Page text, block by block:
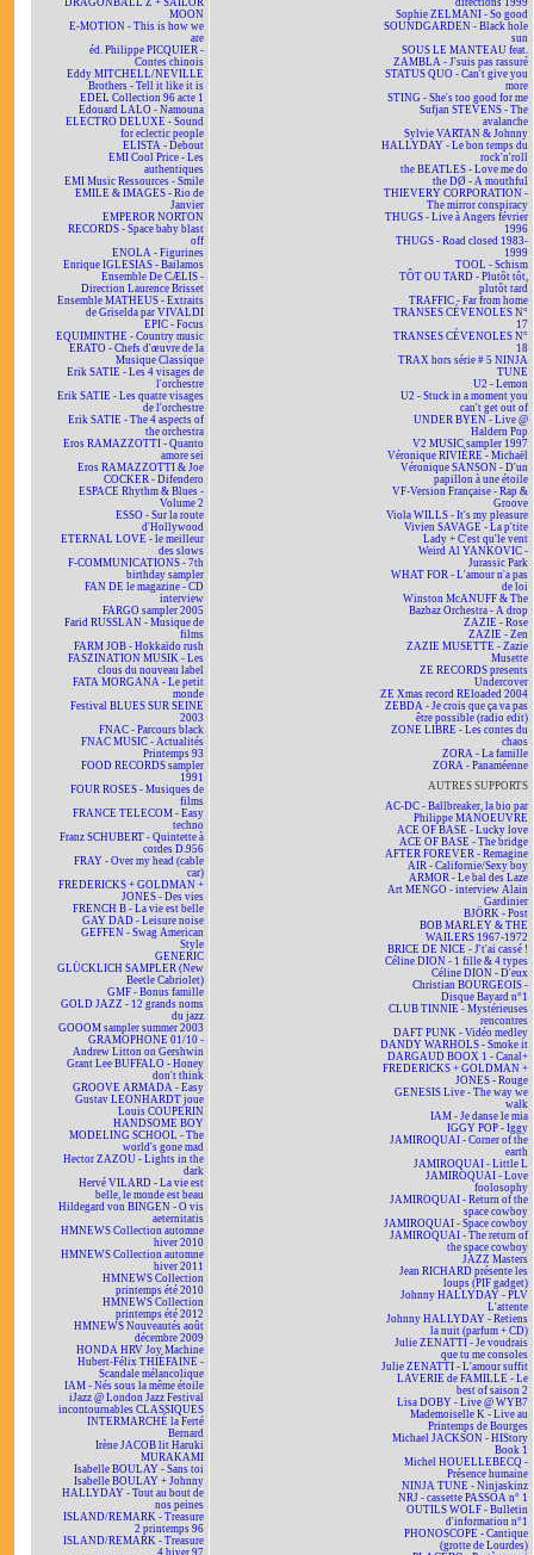
DRAGONBALL Z + SAILOR
MOON
E-MOTION - This is how we
are
éd. Philippe PICQUIER -
Contes chinois
Eddy MITCHELL/NEVILLE
Brothers - Tell it like it is
EDEL Collection 96 acte 1
Edouard LALO - Namouna
ELECTRO DELUXE - Sound
for eclectic people
ELISTA - Debout
EMI Cool Price - Les
authentiques
EMI Music Ressources - Smile
EMILE & IMAGES - Rio de
Janvier
EMPEROR NORTON
RECORDS - Space baby blast
off
ENOLA - Figurines
Enrique IGLESIAS - Bailamos
Ensemble De CÆLIS -
Direction Laurence Brisset
Ensemble MATHEUS - Extraits
de Griselda par VIVALDI
EPIC - Focus
EQUIMINTHE - Country music
ERATO - Chefs d'œuvre de la
Musique Classique
Erik SATIE - Les 4 visages de
l'orchestre
Erik SATIE - Les quatre visages
de l'orchestre
Erik SATIE - The 4 aspects of
the orchestra
Eros RAMAZZOTTI - Quanto
amore sei
Eros RAMAZZOTTI & Joe
COCKER - Difendero
ESPACE Rhythm & Blues -
Volume 2
ESSO - Sur la route
d'Hollywood
ETERNAL LOVE - le meilleur
des slows
F-COMMUNICATIONS - 7th
birthday sampler
FAN DE le magazine - CD
interview
FARGO sampler 2005
Farid RUSSLAN - Musique de
films
FARM JOB - Hokkaïdo rush
FASZINATION MUSIK - Les
clous du nouveau label
FATA MORGANA - Le petit
monde
Festival BLUES SUR SEINE
2003
FNAC - Parcours black
FNAC MUSIC - Actualités
Printemps 93
FOOD RECORDS sampler
1991
FOUR ROSES - Musiques de
films
FRANCE TELECOM - Easy
techno
Franz SCHUBERT - Quintette à
cordes D.956
FRAY - Over my head (cable
car)
FREDERICKS + GOLDMAN +
JONES - Des vies
FRENCH B - La vie est belle
GAY DAD - Leisure noise
GEFFEN - Swag American
Style
GENERIC
GLÜCKLICH SAMPLER (New
Beetle Cabriolet)
GMF - Bonus famille
GOLD JAZZ - 12 grands noms
du jazz
GOOOM sampler summer 2003
GRAMOPHONE 01/10 -
Andrew Litton on Gershwin
Grant Lee BUFFALO - Honey
don't think
GROOVE ARMADA - Easy
Gustav LEONHARDT joue
Louis COUPERIN
HANDSOME BOY
MODELING SCHOOL - The
world's gone mad
Hector ZAZOU - Lights in the
dark
Hervé VILARD - La vie est
belle, le monde est beau
Hildegard von BINGEN - O vis
aeternitatis
HMNEWS Collection automne
hiver 2010
HMNEWS Collection automne
hiver 2011
HMNEWS Collection
printemps été 2010
HMNEWS Collection
printemps été 2012
HMNEWS Nouveautés août
décembre 2009
HONDA HRV Joy Machine
Hubert-Félix THIÉFAINE -
Scandale mélancolique
IAM - Nés sous la même étoile
iJazz @ London Jazz Festival
incontournables CLASSIQUES
INTERMARCHÉ la Ferté
Bernard
Irène JACOB lit Haruki
MURAKAMI
Isabelle BOULAY - Sans toi
Isabelle BOULAY + Johnny
HALLYDAY - Tout au bout de
nos peines
ISLAND/REMARK - Treasure
2 printemps 96
ISLAND/REMARK - Treasure
4 hiver 97
directions 1999
Sophie ZELMANI - So good
SOUNDGARDEN - Black hole
sun
SOUS LE MANTEAU feat.
ZAMBLA - J'suis pas rassuré
STATUS QUO - Can't give you
more
STING - She's too good for me
Sufjan STEVENS - The
avalanche
Sylvie VARTAN & Johnny
HALLYDAY - Le bon temps du
rock'n'roll
the BEATLES - Love me do
the DØ - A mouthful
THIEVERY CORPORATION -
The mirror conspiracy
THUGS - Live à Angers février
1996
THUGS - Road closed 1983-
1999
TOOL - Schism
TÔT OU TARD - Plutôt tôt,
plutôt tard
TRAFFIC - Far from home
TRANSES CÉVENOLES N°
17
TRANSES CÉVENOLES N°
18
TRAX hors série # 5 NINJA
TUNE
U2 - Lemon
U2 - Stuck in a moment you
can't get out of
UNDER BYEN - Live @
Haldern Pop
V2 MUSIC sampler 1997
Véronique RIVIÈRE - Michaël
Véronique SANSON - D'un
papillon à une étoile
VF-Version Française - Rap &
Groove
Viola WILLS - It's my pleasure
Vivien SAVAGE - La p'tite
Lady + C'est qu'le vent
Weird Al YANKOVIC -
Jurassic Park
WHAT FOR - L'amour n'a pas
de loi
Winston McANUFF & The
Bazbaz Orchestra - A drop
ZAZIE - Rose
ZAZIE - Zen
ZAZIE MUSETTE - Zazie
Musette
ZE RECORDS presents
Undercover
ZE Xmas record REloaded 2004
ZEBDA - Je crois que ça va pas
être possible (radio edit)
ZONE LIBRE - Les contes du
chaos
ZORA - La famille
ZORA - Panaméenne
AUTRES SUPPORTS
AC-DC - Ballbreaker, la bio par
Philippe MANOEUVRE
ACE OF BASE - Lucky love
ACE OF BASE - The bridge
AFTER FOREVER - Remagine
AIR - Californie/Sexy boy
ARMOR - Le bal des Laze
Art MENGO - interview Alain
Gardinier
BJÖRK - Post
BOB MARLEY & THE
WAILERS 1967-1972
BRICE DE NICE - J't'ai cassé !
Céline DION - 1 fille & 4 types
Céline DION - D'eux
Christian BOURGEOIS -
Disque Bayard n°1
CLUB TINNIE - Mystérieuses
rencontres
DAFT PUNK - Vidéo medley
DANDY WARHOLS - Smoke it
DARGAUD BOOX 1 - Canal+
FREDERICKS + GOLDMAN +
JONES - Rouge
GENESIS Live - The way we
walk
IAM - Je danse le mia
IGGY POP - Iggy
JAMIROQUAI - Corner of the
earth
JAMIROQUAI - Little L
JAMIROQUAI - Love
foolosophy
JAMIROQUAI - Return of the
space cowboy
JAMIROQUAI - Space cowboy
JAMIROQUAI - The return of
the space cowboy
JAZZ Masters
Jean RICHARD présente les
loups (PIF gadget)
Johnny HALLYDAY - PLV
L'attente
Johnny HALLYDAY - Retiens
la nuit (parfum + CD)
Julie ZENATTI - Je voudrais
que tu me consoles
Julie ZENATTI - L'amour suffit
LAVERIE de FAMILLE - Le
best of saison 2
Lisa DOBY - Live @ WYB7
Mademoiselle K - Live au
Printemps de Bourges
Michael JACKSON - HIStory
Book 1
Michel HOUELLEBECQ -
Présence humaine
NINJA TUNE - Ninjaskinz
NRJ - cassette PASSOA n° 1
OUTILS WOLF - Bulletin
d'information n°1
PHONOSCOPE - Cantique
(grotte de Lourdes)